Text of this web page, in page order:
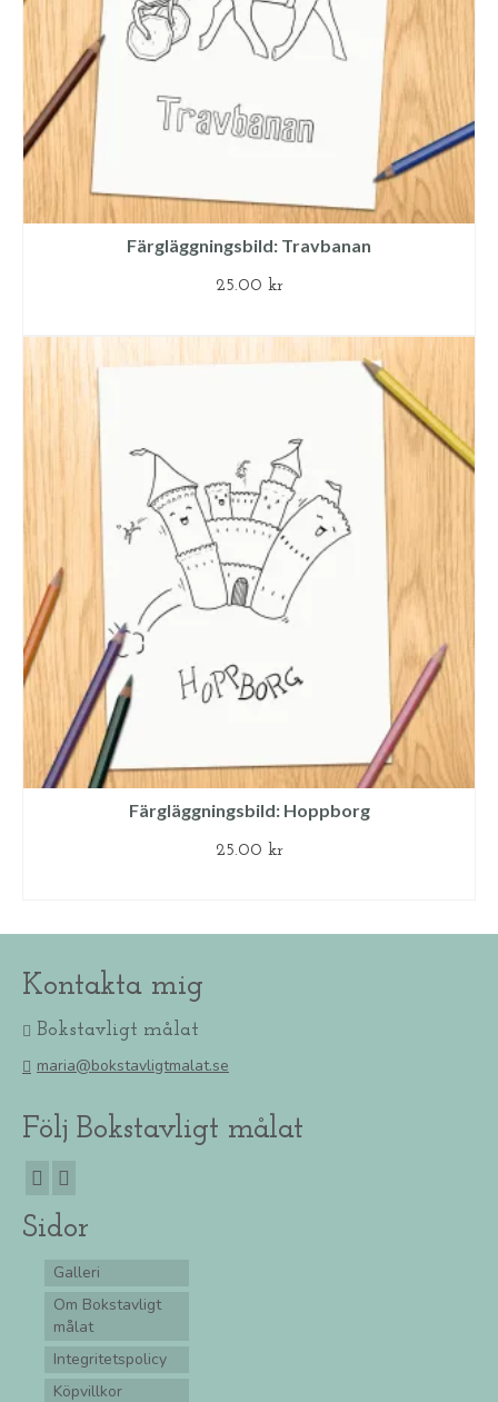
Färgläggningsbild: Travbanan
25.00 kr
Färgläggningsbild: Hoppborg
25.00 kr
Kontakta mig
Bokstavligt målat
maria@bokstavligtmalat.se
Följ Bokstavligt målat
Sidor
Galleri
Om Bokstavligt
målat
Integritetspolicy
Köpvillkor